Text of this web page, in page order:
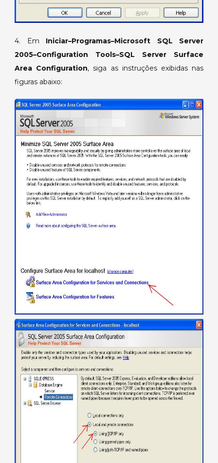
4. Em Iniciar–Programas–Microsoft SQL Server
2005–Configuration Tools–SQL Server Surface
Area Configuration, siga as instruções exibidas nas
figuras abaixo: